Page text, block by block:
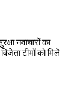
नवाचारों का
टीमों को मिले